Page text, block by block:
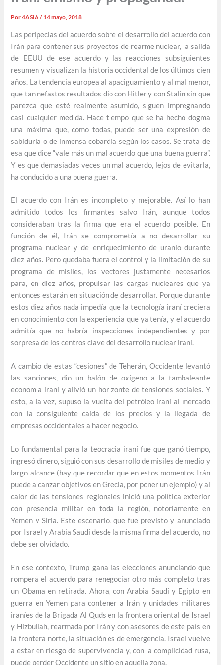
Por4ASIA/ 14 mayo, 2018
Las peripecias del acuerdo sobre el desarrollo del acuerdo con
Irán para contener sus proyectos de rearme nuclear, la salida
de EEUU de ese acuerdo y las reacciones subsiguientes
resumen y visualizan la historia occidental de los últimos cien
años. La tendencia europea al apaciguamiento y al mal menor,
que tan nefastos resultados dio con Hitler y con Stalin sin que
parezca que esté realmente asumido, siguen impregnando
casi cualquier medida. Hace tiempo que se ha hecho dogma
una máxima que, como todas, puede ser una expresión de
sabiduría o de inmensa cobardía según los casos. Se trata de
esa que dice “vale más un mal acuerdo que una buena guerra”.
Y es que demasiadas veces un mal acuerdo, lejos de evitarla,
ha conducido a una buena guerra.
El acuerdo con Irán es incompleto y mejorable. Así lo han
admitido todos los firmantes salvo Irán, aunque todos
consideraban tras la firma que era el acuerdo posible. En
función de él, Irán se comprometía a no desarrollar su
programa nuclear y de enriquecimiento de uranio durante
diez años. Pero quedaba fuera el control y la limitación de su
programa de misiles, los vectores justamente necesarios
para, en diez años, propulsar las cargas nucleares que ya
entonces estarán en situación de desarrollar. Porque durante
estos diez años nada impedía que la tecnología iraní creciera
en conocimiento con la experiencia que ya tenía, y el acuerdo
admitía que no habría inspecciones independientes y por
sorpresa de los centros clave del desarrollo nuclear iraní.
A cambio de estas “cesiones” de Teherán, Occidente levantó
las sanciones, dio un balón de oxígeno a la tambaleante
economía iraní y alivió un horizonte de tensiones sociales. Y
esto, a la vez, supuso la vuelta del petróleo iraní al mercado
con la consiguiente caída de los precios y la llegada de
empresas occidentales a hacer negocio.
Lo fundamental para la teocracia iraní fue que ganó tiempo,
ingresó dinero, siguió con sus desarrollo de misiles de medio y
largo alcance (hay que recordar que en estos momentos Irán
puede alcanzar objetivos en Grecia, por poner un ejemplo) y al
calor de las tensiones regionales inició una política exterior
con presencia militar en toda la región, notoriamente en
Yemen y Siria. Este escenario, que fue previsto y anunciado
por Israel y Arabia Saudí desde la misma firma del acuerdo, no
debe ser olvidado.
En ese contexto, Trump gana las elecciones anunciando que
romperá el acuerdo para renegociar otro más completo tras
un Obama en retirada. Ahora, con Arabia Saudí y Egipto en
guerra en Yemen para contener a Irán y unidades militares
iraníes de la Brigada Al Quds en la frontera oriental de Israel
y Hizbullah, rearmada por Irán y con asesores de este país en
la frontera norte, la situación es de emergencia. Israel vuelve
a estar en riesgo de supervivencia y, con la complicidad rusa,
puede perder Occidente un sitio en aquella zona.